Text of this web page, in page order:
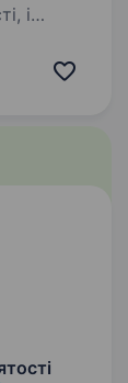
і
Наразі